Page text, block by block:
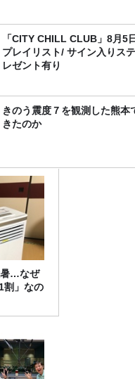
「CITY CHILL CLUB」8月5
プレイリスト/ サイン入りス
レゼント有り
きのう震度７を観測した熊本
きたのか
暑…なぜ
割」なの